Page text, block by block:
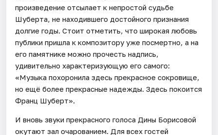
произведение отсылает к непростой судьбе
Шуберта, не находившего достойного признания
долгие годы. Стоит отметить, что широкая любовь
публики пришла к композитору уже посмертно, а на
его памятнике можно прочесть надпись,
удивительно характеризующую его самого:
«Музыка похоронила здесь прекрасное сокровище,
но ещё более прекрасные надежды. Здесь покоится
Франц Шуберт».
И вновь звуки прекрасного голоса Дины Борисовой
окутают зал очарованием. Для всех гостей